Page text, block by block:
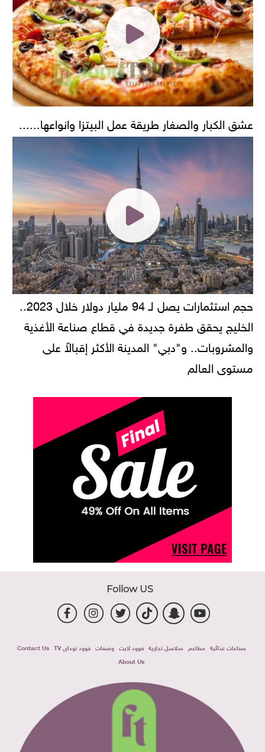
عشق الكبار والصغار طريقة عمل البيتزا وانواعها......
حجم استثمارات يصل لـ 94 مليار دولار خلال 2023..
الخليج يحقق طفرة جديدة في قطاع صناعة الأغذية
والمشروبات.. و"دبي" المدينة الأكثر إقبالاً على
مستوى العالم
Follow US
صناعات غذائية مطاعم سلاسل تجارية فوود لايت وصفات فوود توداى TV
Contact Us
About Us